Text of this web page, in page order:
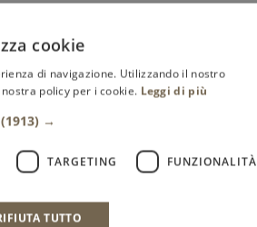
su questa
cookie
di navigazione. Utilizzando il nostro
policy per i cookie. Leggi di più
(1913) →
TARGETING FUNZIONALITÀ
TUTTO